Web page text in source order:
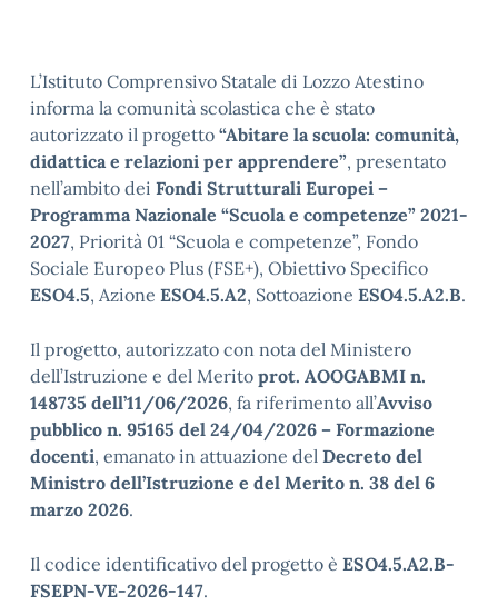
L’Istituto Comprensivo Statale di Lozzo Atestino
informa la comunità scolastica che è stato
autorizzato il progetto “Abitare la scuola: comunità,
didattica e relazioni per apprendere”, presentato
nell’ambito dei Fondi Strutturali Europei –
Programma Nazionale “Scuola e competenze” 2021-
2027, Priorità 01 “Scuola e competenze”, Fondo
Sociale Europeo Plus (FSE+), Obiettivo Specifico
ESO4.5, Azione ESO4.5.A2, Sottoazione ESO4.5.A2.B.
Il progetto, autorizzato con nota del Ministero
dell’Istruzione e del Merito prot. AOOGABMI n.
148735 dell’11/06/2026, fa riferimento all’Avviso
pubblico n. 95165 del 24/04/2026 – Formazione
docenti, emanato in attuazione del Decreto del
Ministro dell’Istruzione e del Merito n. 38 del 6
marzo 2026.
Il codice identificativo del progetto è ESO4.5.A2.B-
FSEPN-VE-2026-147.